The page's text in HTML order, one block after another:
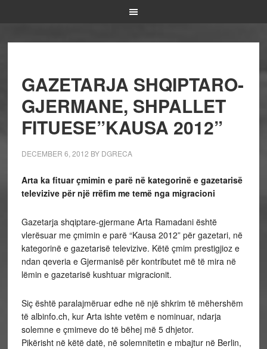
GAZETARJA SHQIPTARO-
GJERMANE, SHPALLET
FITUESE”KAUSA 2012”
DECEMBER 6, 2012 BY DGRECA
Arta ka fituar çmimin e parë në kategorinë e gazetarisë
televizive për një rrëfim me temë nga migracioni
Gazetarja shqiptare-gjermane Arta Ramadani është
vlerësuar me çmimin e parë “Kausa 2012” për gazetari, në
kategorinë e gazetarisë televizive. Këtë çmim prestigjioz e
ndan qeveria e Gjermanisë për kontributet më të mira në
lëmin e gazetarisë kushtuar migracionit.
Siç është paralajmëruar edhe në një shkrim të mëhershëm
të albinfo.ch, kur Arta ishte vetëm e nominuar, ndarja
solemne e çmimeve do të bëhej më 5 dhjetor.
Pikërisht në këtë datë, në solemnitetin e mbajtur në Berlin,